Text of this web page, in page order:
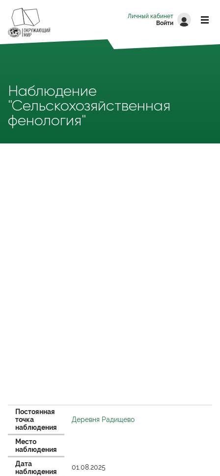
Личный кабинет
Войти
Наблюдение
"Сельскохозяйственная
фенология"
Постоянная
точка
наблюдения
Деревня Радищево
Место
наблюдения
Дата
наблюдения
01.08.2025